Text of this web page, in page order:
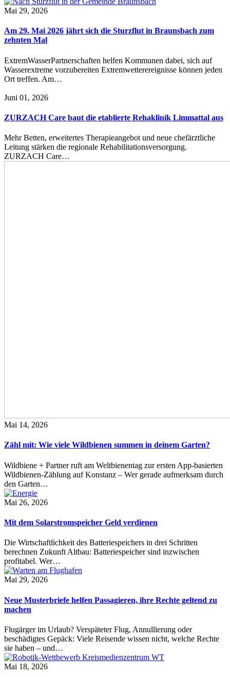
Mai 29, 2026
Am 29. Mai 2026 jährt sich die Sturzflut in Braunsbach zum
zehnten Mal
ExtremWasserPartnerschaften helfen Kommunen dabei, sich auf
Wasserextreme vorzubereiten Extremwetterereignisse können jeden
Ort treffen. Am…
Juni 01, 2026
ZURZACH Care baut die etablierte Rehaklinik Limmattal aus
Mehr Betten, erweitertes Therapieangebot und neue chefärztliche
Leitung stärken die regionale Rehabilitationsversorgung.
ZURZACH Care…
Mai 14, 2026
Zähl mit: Wie viele Wildbienen summen in deinem Garten?
Wildbiene + Partner ruft am Weltbienentag zur ersten App-basierten
Wildbienen-Zählung auf Konstanz – Wer gerade aufmerksam durch
den Garten…
Mai 26, 2026
Mit dem Solarstromspeicher Geld verdienen
Die Wirtschaftlichkeit des Batteriespeichers in drei Schritten
berechnen Zukunft Altbau: Batteriespeicher sind inzwischen
profitabel. Wer…
Mai 29, 2026
Neue Musterbriefe helfen Passagieren, ihre Rechte geltend zu
machen
Flugärger im Urlaub? Verspäteter Flug, Annullierung oder
beschädigtes Gepäck: Viele Reisende wissen nicht, welche Rechte
sie haben – und…
Mai 18, 2026